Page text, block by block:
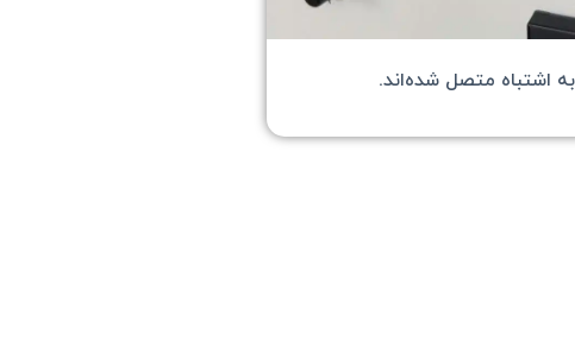
اشتباه متصل شده‌اند.